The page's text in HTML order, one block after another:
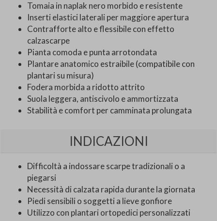
Tomaia in naplak nero morbido e resistente
Inserti elastici laterali per maggiore apertura
Contrafforte alto e flessibile con effetto
calzascarpe
Pianta comoda e punta arrotondata
Plantare anatomico estraibile (compatibile con
plantari su misura)
Fodera morbida a ridotto attrito
Suola leggera, antiscivolo e ammortizzata
Stabilità e comfort per camminata prolungata
INDICAZIONI
Difficoltà a indossare scarpe tradizionali o a
piegarsi
Necessità di calzata rapida durante la giornata
Piedi sensibili o soggetti a lieve gonfiore
Utilizzo con plantari ortopedici personalizzati